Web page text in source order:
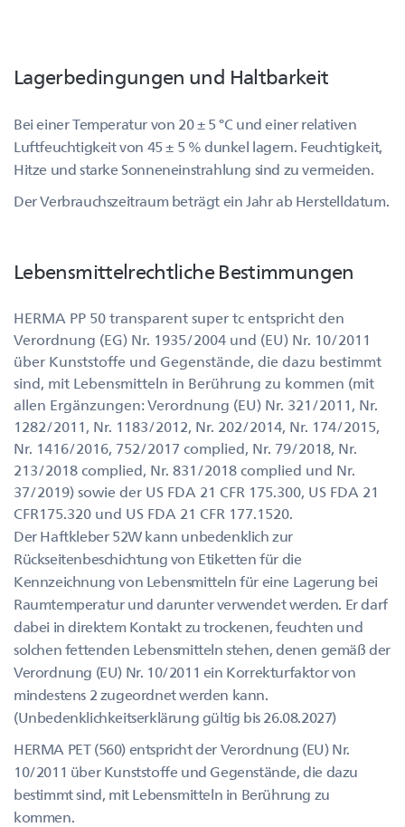
Lagerbedingungen und Haltbarkeit
Bei einer Temperatur von 20 ± 5 °C und einer relativen
Luftfeuchtigkeit von 45 ± 5 % dunkel lagern. Feuchtigkeit,
Hitze und starke Sonneneinstrahlung sind zu vermeiden.
Der Verbrauchszeitraum beträgt ein Jahr ab Herstelldatum.
Lebensmittelrechtliche Bestimmungen
HERMA PP 50 transparent super tc entspricht den
Verordnung (EG) Nr. 1935/2004 und (EU) Nr. 10/2011
über Kunststoffe und Gegenstände, die dazu bestimmt
sind, mit Lebensmitteln in Berührung zu kommen (mit
allen Ergänzungen: Verordnung (EU) Nr. 321/2011, Nr.
1282/2011, Nr. 1183/2012, Nr. 202/2014, Nr. 174/2015,
Nr. 1416/2016, 752/2017 complied, Nr. 79/2018, Nr.
213/2018 complied, Nr. 831/2018 complied und Nr.
37/2019) sowie der US FDA 21 CFR 175.300, US FDA 21
CFR175.320 und US FDA 21 CFR 177.1520.
Der Haftkleber 52W kann unbedenklich zur
Rückseitenbeschichtung von Etiketten für die
Kennzeichnung von Lebensmitteln für eine Lagerung bei
Raumtemperatur und darunter verwendet werden. Er darf
dabei in direktem Kontakt zu trockenen, feuchten und
solchen fettenden Lebensmitteln stehen, denen gemäß der
Verordnung (EU) Nr. 10/2011 ein Korrekturfaktor von
mindestens 2 zugeordnet werden kann.
(Unbedenklichkeitserklärung gültig bis 26.08.2027)
HERMA PET (560) entspricht der Verordnung (EU) Nr.
10/2011 über Kunststoffe und Gegenstände, die dazu
bestimmt sind, mit Lebensmitteln in Berührung zu
kommen.